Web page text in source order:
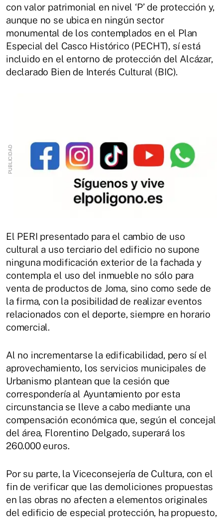
con valor patrimonial en nivel ‘P’ de protección y,
aunque no se ubica en ningún sector
monumental de los contemplados en el Plan
Especial del Casco Histórico (PECHT), sí está
incluido en el entorno de protección del Alcázar,
declarado Bien de Interés Cultural (BIC).
El PERI presentado para el cambio de uso
cultural a uso terciario del edificio no supone
ninguna modificación exterior de la fachada y
contempla el uso del inmueble no sólo para
venta de productos de Joma, sino como sede de
la firma, con la posibilidad de realizar eventos
relacionados con el deporte, siempre en horario
comercial.
Al no incrementarse la edificabilidad, pero sí el
aprovechamiento, los servicios municipales de
Urbanismo plantean que la cesión que
correspondería al Ayuntamiento por esta
circunstancia se lleve a cabo mediante una
compensación económica que, según el concejal
del área, Florentino Delgado, superará los
260.000 euros.
Por su parte, la Viceconsejería de Cultura, con el
fin de verificar que las demoliciones propuestas
en las obras no afecten a elementos originales
del edificio de especial protección, ha propuesto,